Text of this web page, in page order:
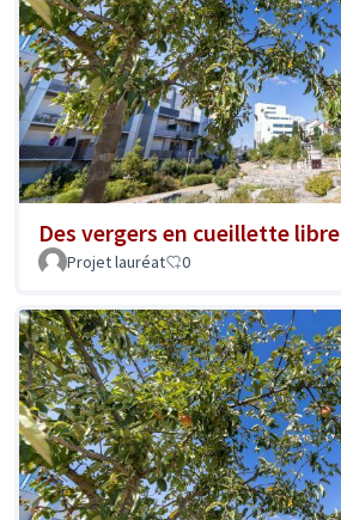
Des vergers en cueillette libre
Projet lauréat 0